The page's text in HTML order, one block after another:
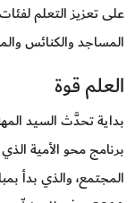
على تعزيز التعلم
المساجد والكنائس
العلم قوة
بداية تحدَّث السيد
برنامج محو الأمية
المجتمع، والذي بدأ